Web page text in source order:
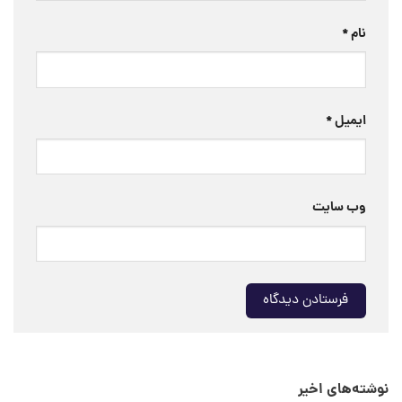
نام*
ایمیل*
وب‌ سایت
نوشته‌های اخیر